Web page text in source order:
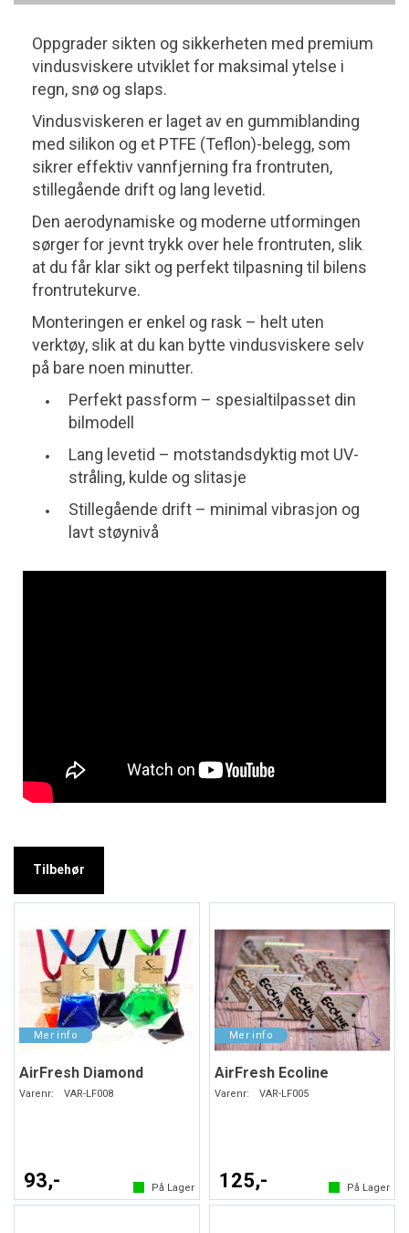
Oppgrader sikten og sikkerheten med premium
vindusviskere utviklet for maksimal ytelse i
regn, snø og slaps.
Vindusviskeren er laget av en gummiblanding
med silikon og et PTFE (Teflon)-belegg, som
sikrer effektiv vannfjerning fra frontruten,
stillegående drift og lang levetid.
Den aerodynamiske og moderne utformingen
sørger for jevnt trykk over hele frontruten, slik
at du får klar sikt og perfekt tilpasning til bilens
frontrutekurve.
Monteringen er enkel og rask – helt uten
verktøy, slik at du kan bytte vindusviskere selv
på bare noen minutter.
Perfekt passform – spesialtilpasset din
bilmodell
Lang levetid – motstandsdyktig mot UV-
stråling, kulde og slitasje
Stillegående drift – minimal vibrasjon og
lavt støynivå
Tilbehør
AirFresh Diamond
Varenr: VAR-LF008
93,- På Lager
AirFresh Ecoline
Varenr: VAR-LF005
125,- På Lager